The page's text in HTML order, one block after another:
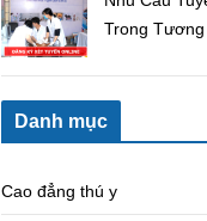
Trong
Danh mục
Cao đẳng thú y